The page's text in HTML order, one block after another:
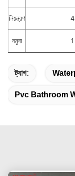
নিয়ন্ত্রণ
নমুনা
ট্যাগ:
Pvc Bathroom